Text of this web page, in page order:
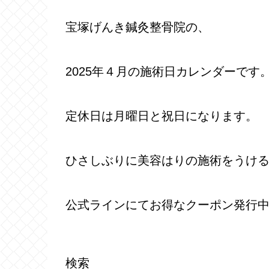
宝塚げんき鍼灸整骨院の、
2025年４月の施術日カレンダーです。
定休日は月曜日と祝日になります。
ひさしぶりに美容はりの施術をうける
公式ラインにてお得なクーポン発行中
検索